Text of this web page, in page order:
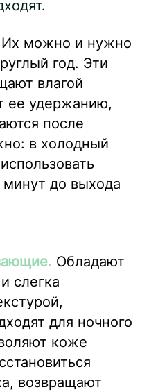
Их можно и нужно
год. Эти
влагой
ее удержанию,
после
в холодный
до выхода
Обладают
слегка
для ночного
коже
возвращают